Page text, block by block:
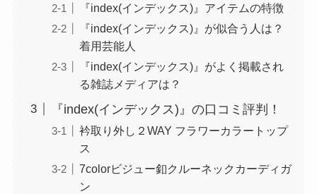
『index(インデックス)』アイテムの特徴
『index(インデックス)』が似合う人は？
着用芸能人
『index(インデックス)』がよく掲載され
る雑誌メディアは？
『index(インデックス)』の口コミ評判！
衿取り外し２WAY フラワーカラートップ
ス
7colorビジュー釦クルーネックカーディガ
ン